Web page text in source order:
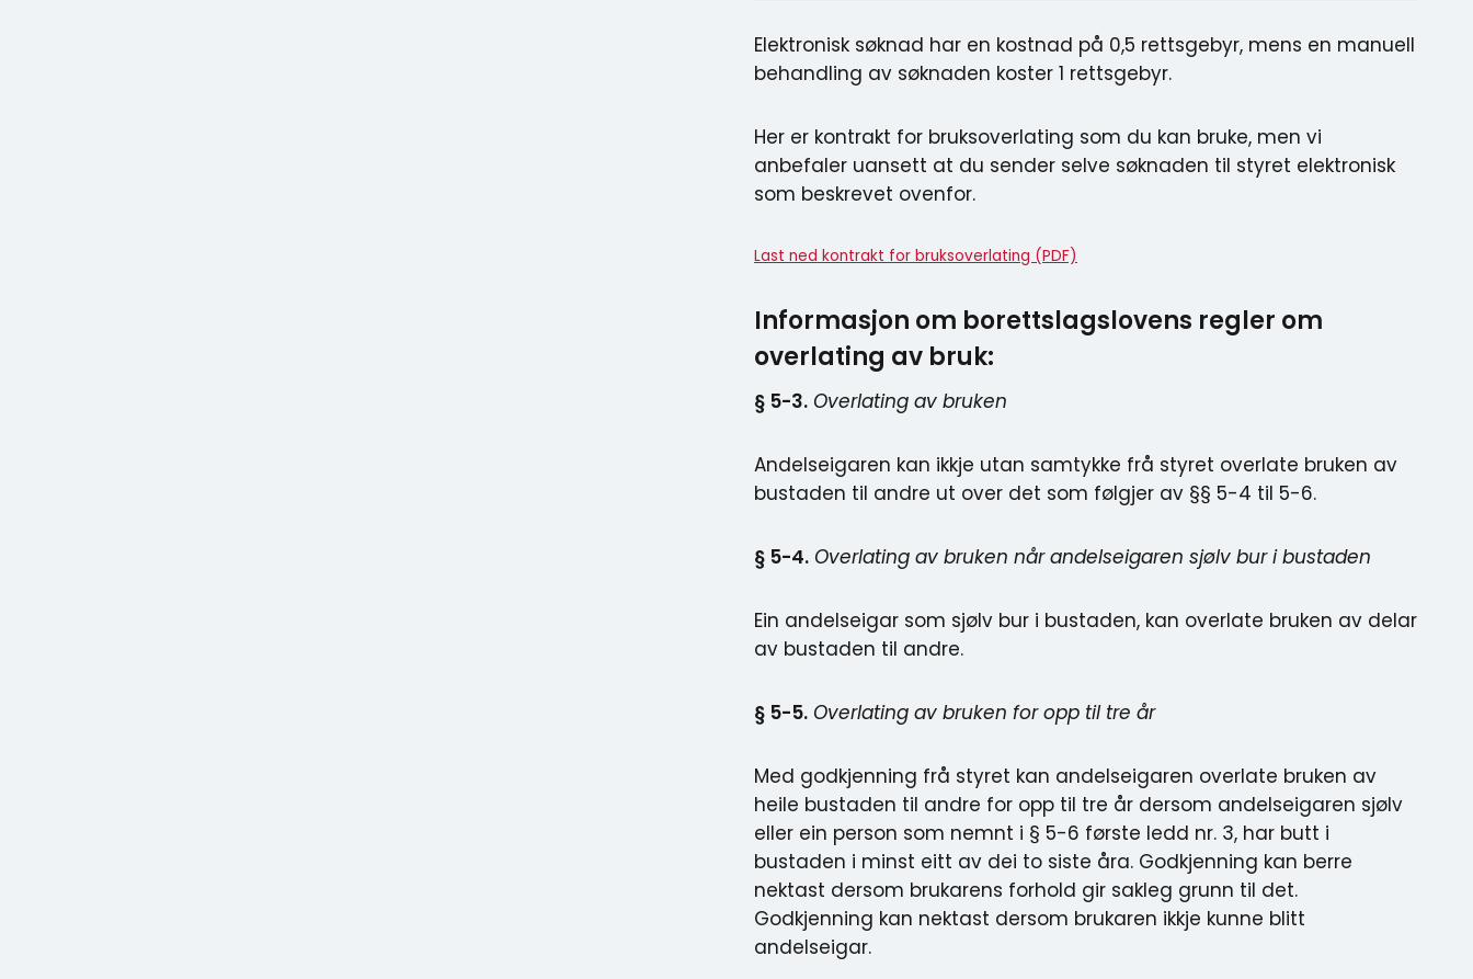
Elektronisk søknad har en kostnad på 0,5 rettsgebyr, mens en manuell
behandling av søknaden koster 1 rettsgebyr.
Her er kontrakt for bruksoverlating som du kan bruke, men vi
anbefaler uansett at du sender selve søknaden til styret elektronisk
som beskrevet ovenfor.
Last ned kontrakt for bruksoverlating (PDF)
Informasjon om borettslagslovens regler om
overlating av bruk:
§ 5-3. Overlating av bruken
Andelseigaren kan ikkje utan samtykke frå styret overlate bruken av
bustaden til andre ut over det som følgjer av §§ 5-4 til 5-6.
§ 5-4. Overlating av bruken når andelseigaren sjølv bur i bustaden
Ein andelseigar som sjølv bur i bustaden, kan overlate bruken av delar
av bustaden til andre.
§ 5-5. Overlating av bruken for opp til tre år
Med godkjenning frå styret kan andelseigaren overlate bruken av
heile bustaden til andre for opp til tre år dersom andelseigaren sjølv
eller ein person som nemnt i § 5-6 første ledd nr. 3, har butt i
bustaden i minst eitt av dei to siste åra. Godkjenning kan berre
nektast dersom brukarens forhold gir sakleg grunn til det.
Godkjenning kan nektast dersom brukaren ikkje kunne blitt
andelseigar.